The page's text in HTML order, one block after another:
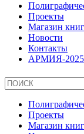
Проекты
Магазин книг
Новости
Контакты
АРМИЯ-2025
Проекты
Магазин книг